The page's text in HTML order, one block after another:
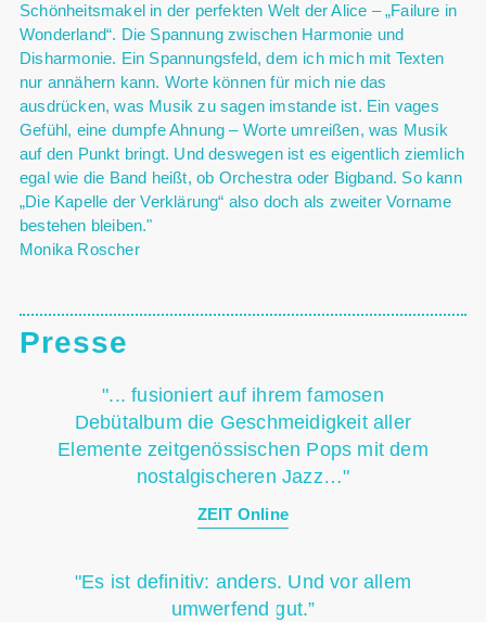
Schönheitsmakel in der perfekten Welt der Alice – „Failure in
Wonderland“. Die Spannung zwischen Harmonie und
Disharmonie. Ein Spannungsfeld, dem ich mich mit Texten
nur annähern kann. Worte können für mich nie das
ausdrücken, was Musik zu sagen imstande ist. Ein vages
Gefühl, eine dumpfe Ahnung – Worte umreißen, was Musik
auf den Punkt bringt. Und deswegen ist es eigentlich ziemlich
egal wie die Band heißt, ob Orchestra oder Bigband. So kann
„Die Kapelle der Verklärung“ also doch als zweiter Vorname
bestehen bleiben."
Monika Roscher
Presse
"... fusioniert auf ihrem famosen
Debütalbum die Geschmeidigkeit aller
Elemente zeitgenössischen Pops mit dem
nostalgischeren Jazz…"
ZEIT Online
"Es ist definitiv: anders. Und vor allem
umwerfend gut.”